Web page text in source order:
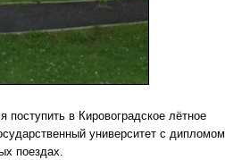
в Кировоградское лётное
университет с дипломом
поездах.